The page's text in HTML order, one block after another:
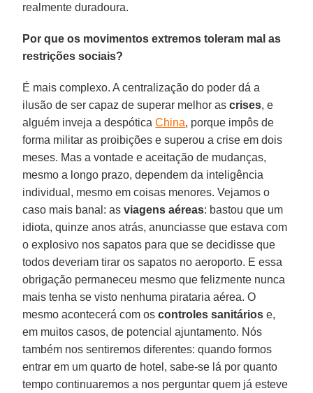
realmente duradoura.
Por que os movimentos extremos toleram mal as
restrições sociais?
É mais complexo. A centralização do poder dá a
ilusão de ser capaz de superar melhor ascrises, e
alguém inveja a despóticaChina, porque impôs de
forma militar as proibições e superou a crise em dois
meses. Mas a vontade e aceitação de mudanças,
mesmo a longo prazo, dependem da inteligência
individual, mesmo em coisas menores. Vejamos o
caso mais banal: asviagens aéreas: bastou que um
idiota, quinze anos atrás, anunciasse que estava com
o explosivo nos sapatos para que se decidisse que
todos deveriam tirar os sapatos no aeroporto. E essa
obrigação permaneceu mesmo que felizmente nunca
mais tenha se visto nenhuma pirataria aérea. O
mesmo acontecerá com oscontroles sanitários e,
em muitos casos, de potencial ajuntamento. Nós
também nos sentiremos diferentes: quando formos
entrar em um quarto de hotel, sabe-se lá por quanto
tempo continuaremos a nos perguntar quem já esteve